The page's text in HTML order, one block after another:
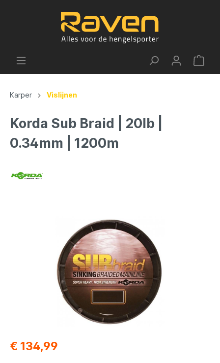
Karper Vislijnen
Korda Sub Braid | 20lb |
0.34mm | 1200m
€ 134,99